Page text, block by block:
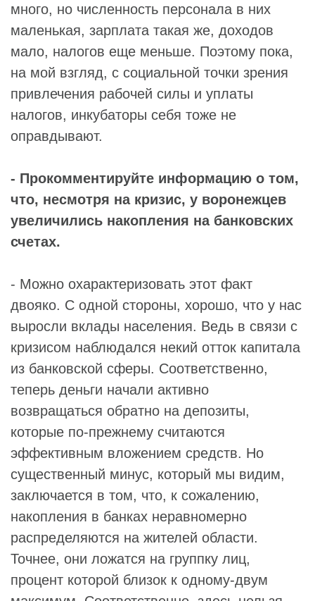
много, но численность персонала в них
маленькая, зарплата такая же, доходов
мало, налогов еще меньше. Поэтому пока,
на мой взгляд, с социальной точки зрения
привлечения рабочей силы и уплаты
налогов, инкубаторы себя тоже не
оправдывают.
- Прокомментируйте информацию о том,
что, несмотря на кризис, у воронежцев
увеличились накопления на банковских
счетах.
- Можно охарактеризовать этот факт
двояко. С одной стороны, хорошо, что у нас
выросли вклады населения. Ведь в связи с
кризисом наблюдался некий отток капитала
из банковской сферы. Соответственно,
теперь деньги начали активно
возвращаться обратно на депозиты,
которые по-прежнему считаются
эффективным вложением средств. Но
существенный минус, который мы видим,
заключается в том, что, к сожалению,
накопления в банках неравномерно
распределяются на жителей области.
Точнее, они ложатся на группку лиц,
процент которой близок к одному-двум